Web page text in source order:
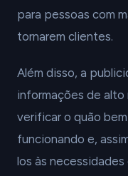
para pessoas com
tornarem clientes.
Além disso, a
informações de
verificar o quão
funcionando e,
los às